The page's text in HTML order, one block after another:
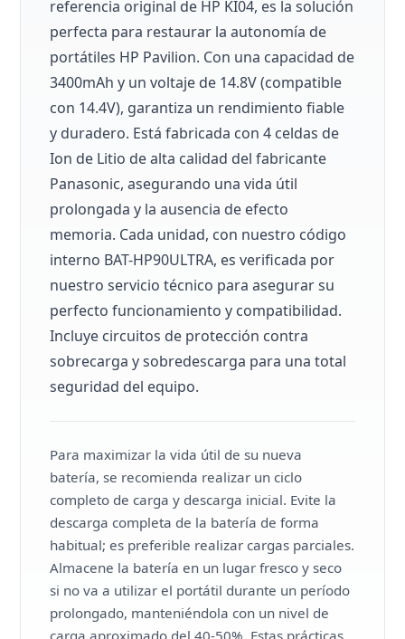
referencia original de HP KI04, es la solución
perfecta para restaurar la autonomía de
portátiles HP Pavilion. Con una capacidad de
3400mAh y un voltaje de 14.8V (compatible
con 14.4V), garantiza un rendimiento fiable
y duradero. Está fabricada con 4 celdas de
Ion de Litio de alta calidad del fabricante
Panasonic, asegurando una vida útil
prolongada y la ausencia de efecto
memoria. Cada unidad, con nuestro código
interno BAT-HP90ULTRA, es verificada por
nuestro servicio técnico para asegurar su
perfecto funcionamiento y compatibilidad.
Incluye circuitos de protección contra
sobrecarga y sobredescarga para una total
seguridad del equipo.
Para maximizar la vida útil de su nueva
batería, se recomienda realizar un ciclo
completo de carga y descarga inicial. Evite la
descarga completa de la batería de forma
habitual; es preferible realizar cargas parciales.
Almacene la batería en un lugar fresco y seco
si no va a utilizar el portátil durante un período
prolongado, manteniéndola con un nivel de